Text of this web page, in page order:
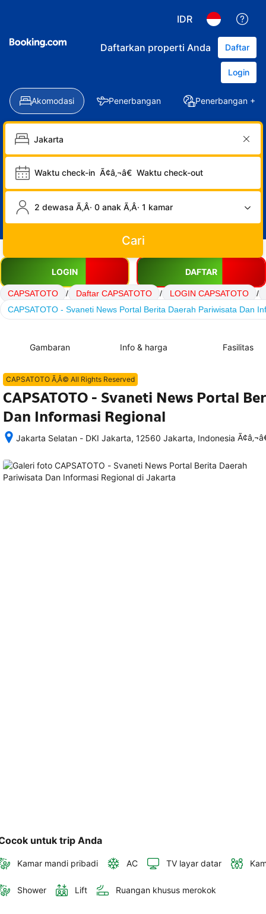
IDR
Daftarkan properti Anda Daftar
Login
Akomodasi Penerbangan Penerbangan +
Waktu check-in Ã¢â‚¬â€ Waktu check-out
2 dewasa Ã‚Â· 0 anak Ã‚Â· 1 kamar
Cari
LOGIN DAFTAR
CAPSATOTO / Daftar CAPSATOTO / LOGIN CAPSATOTO
/
CAPSATOTO - Svaneti News Portal Berita Daerah Pariwisata Dan
Gambaran Info & harga Fasilitas
CAPSATOTO Ã‚Â© All Rights Reserved
CAPSATOTO - Svaneti News Portal
Dan Informasi Regional
Jakarta Selatan - DKI Jakarta, 12560 Jakarta, Indonesia
memesan,
semua
untuk trip Anda
Kamar mandi pribadi AC TV layar datar
Shower Lift Ruangan khusus merokok